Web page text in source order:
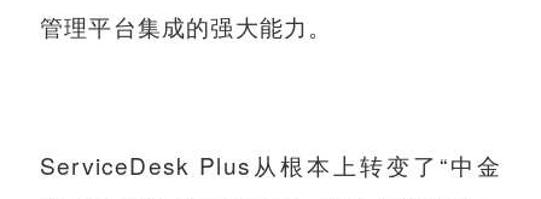
管理平台集成的强大能力。
ServiceDesk Plus从根本上转变了“中金